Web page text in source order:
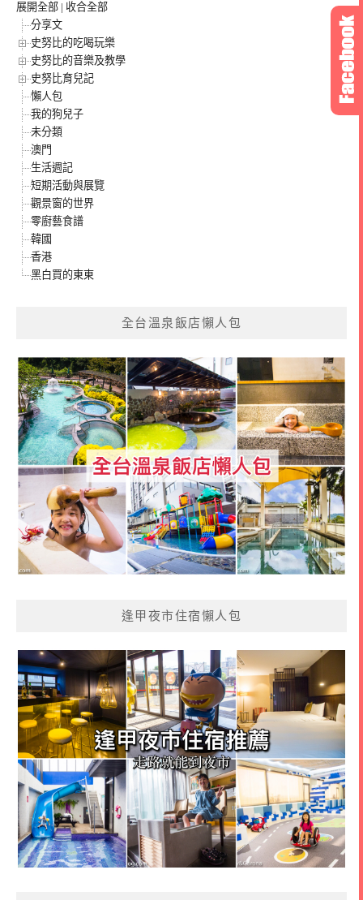
展開全部 | 收合全部
分享文
史努比的吃喝玩樂
史努比的音樂及教學
史努比育兒記
懶人包
我的狗兒子
未分類
澳門
生活週記
短期活動與展覽
觀景窗的世界
零廚藝食譜
韓國
香港
黑白買的東東
全台溫泉飯店懶人包
逢甲夜市住宿懶人包